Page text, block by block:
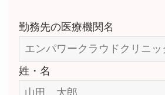
勤務先の医療機関名
姓・名